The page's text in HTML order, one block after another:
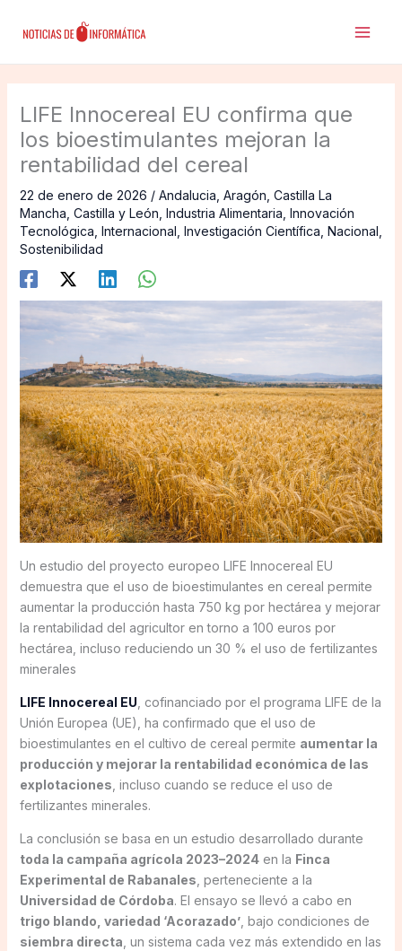
LIFE Innocereal EU confirma que
los bioestimulantes mejoran la
rentabilidad del cereal
22 de enero de 2026 / Andalucia Aragón Castilla La
Mancha Castilla y León Industria Alimentaria Innovación
Tecnológica Internacional Investigación Científica Nacional
Sostenibilidad
Un estudio del proyecto europeo LIFE Innocereal EU
demuestra que el uso de bioestimulantes en cereal permite
aumentar la producción hasta 750 kg por hectárea y mejorar
la rentabilidad del agricultor en torno a 100 euros por
hectárea, incluso reduciendo un 30 % el uso de fertilizantes
minerales
LIFE Innocereal EU , cofinanciado por el programa LIFE de la
Unión Europea (UE), ha confirmado que el uso de
bioestimulantes en el cultivo de cereal permite aumentar la
producción y mejorar la rentabilidad económica de las
explotaciones , incluso cuando se reduce el uso de
fertilizantes minerales.
La conclusión se basa en un estudio desarrollado durante
toda la campaña agrícola 2023–2024en la Finca
Experimental de Rabanales , perteneciente a la
Universidad de Córdoba. El ensayo se llevó a cabo en
trigo blando, variedad ‘Acorazado’, bajo condiciones de
siembra directa , un sistema cada vez más extendido en las